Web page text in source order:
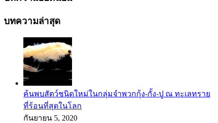
บทความล่าสุด
ค้นพบสัตว์ชนิดใหม่ในกลุ่มจำพวกกุ้ง-กั้ง-ปู ณ ทะเลทราย
ที่ร้อนที่สุดในโลก
กันยายน 5, 2020